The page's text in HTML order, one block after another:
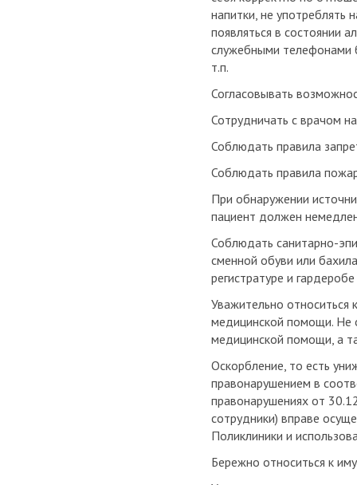
напитки, не употреблять
появляться в состоянии
служебными телефонами
т.п.
Согласовывать
Сотрудничать с врачом
Соблюдать правила
Соблюдать правила
При обнаружении
пациент должен
Соблюдать санитарно-
сменной обуви или
регистратуре и
Уважительно относиться
медицинской помощи. Не
медицинской помощи, а
Оскорбление, то есть
правонарушением в
правонарушениях от
сотрудники) вправе
Поликлиники и
Бережно относиться к